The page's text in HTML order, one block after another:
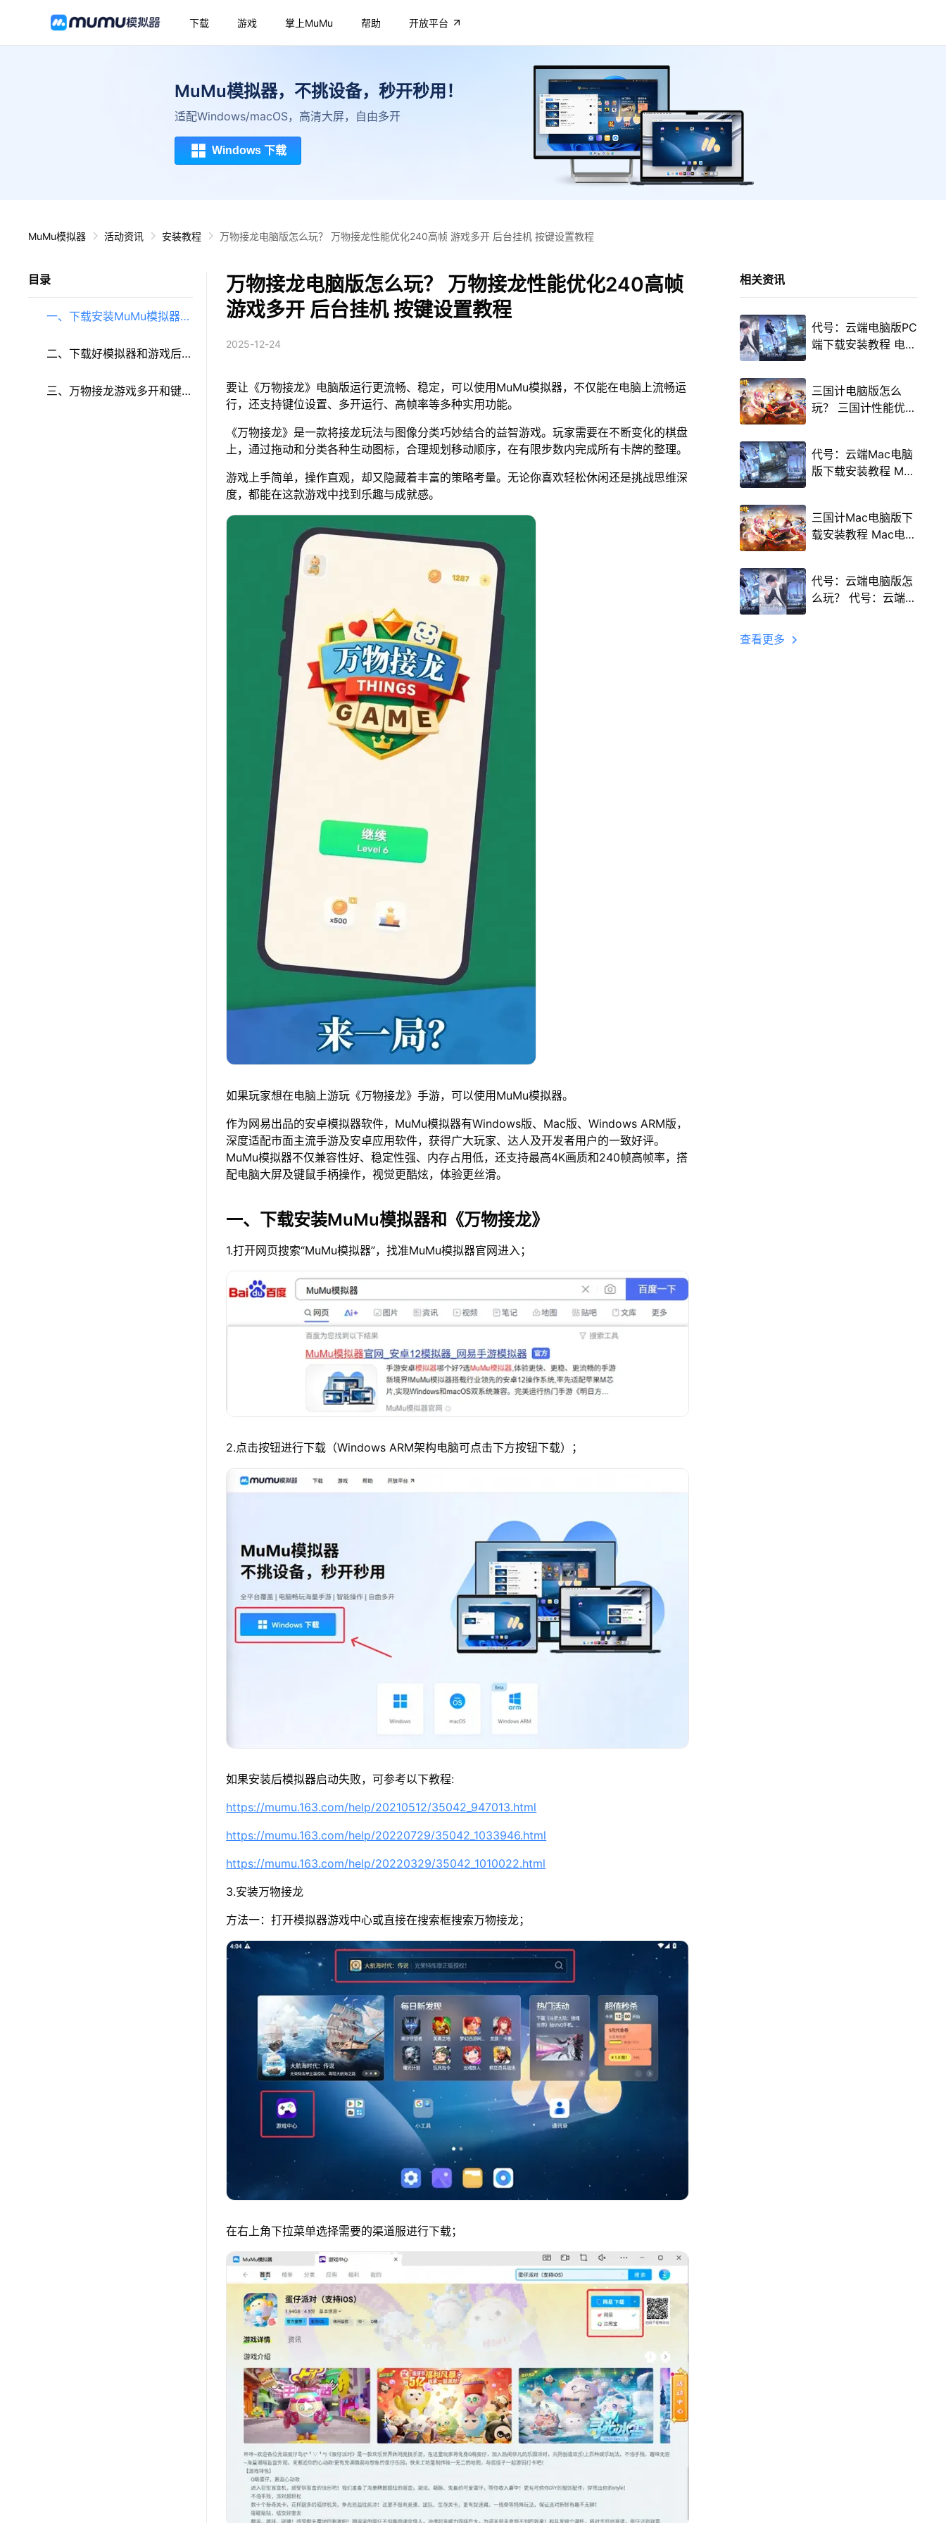
下载 游戏 掌上MuMu 帮助 开放平台
MuMu模拟器，不挑设备，秒开秒用！
适配Windows/macOS，高清大屏，自由多开
Windows 下载
MuMu模拟器 活动资讯 安装教程 万物接龙电脑版怎么玩？ 万物接龙性能优化240高帧 游戏多开 后台挂机 按键设置教程
目录
一、下载安装MuMu模拟器和
《万物接龙》
二、下载好模拟器和游戏后
再参考以下步骤进行设置：
三、万物接龙游戏多开和键
万物接龙电脑版怎么玩？ 万物接龙性能优化240高帧
游戏多开 后台挂机 按键设置教程
2025-12-24
要让《万物接龙》电脑版运行更流畅、稳定，可以使用MuMu模拟器，不仅能在电脑上流畅运
行，还支持键位设置、多开运行、高帧率等多种实用功能。
《万物接龙》是一款将接龙玩法与图像分类巧妙结合的益智游戏。玩家需要在不断变化的棋盘
上，通过拖动和分类各种生动图标，合理规划移动顺序，在有限步数内完成所有卡牌的整理。
游戏上手简单，操作直观，却又隐藏着丰富的策略考量。无论你喜欢轻松休闲还是挑战思维深
度，都能在这款游戏中找到乐趣与成就感。
如果玩家想在电脑上游玩《万物接龙》手游，可以使用MuMu模拟器。
作为网易出品的安卓模拟器软件，MuMu模拟器有Windows版、Mac版、Windows ARM版，
深度适配市面主流手游及安卓应用软件，获得广大玩家、达人及开发者用户的一致好评。
MuMu模拟器不仅兼容性好、稳定性强、内存占用低，还支持最高4K画质和240帧高帧率，搭
配电脑大屏及键鼠手柄操作，视觉更酷炫，体验更丝滑。
一、下载安装MuMu模拟器和《万物接龙》
1.打开网页搜索“MuMu模拟器”，找准MuMu模拟器官网进入；
2.点击按钮进行下载（Windows ARM架构电脑可点击下方按钮下载）；
如果安装后模拟器启动失败，可参考以下教程:
https://mumu.163.com/help/20210512/35042_947013.html
https://mumu.163.com/help/20220729/35042_1033946.html
https://mumu.163.com/help/20220329/35042_1010022.html
3.安装万物接龙
方法一：打开模拟器游戏中心或直接在搜索框搜索万物接龙；
在右上角下拉菜单选择需要的渠道服进行下载；
相关资讯
代号：云端电脑版PC
端下载安装教程 电脑
三国计电脑版怎么
玩？ 三国计性能优化
程
代号：云端Mac电脑
版下载安装教程 Mac
三国计Mac电脑版下
载安装教程 Mac电脑
代号：云端电脑版怎
么玩？ 代号：云端性
查看更多